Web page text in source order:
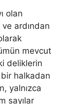
olan
ve ardından
mevcut
deliklerin
halkadan
yalnızca
sayılar